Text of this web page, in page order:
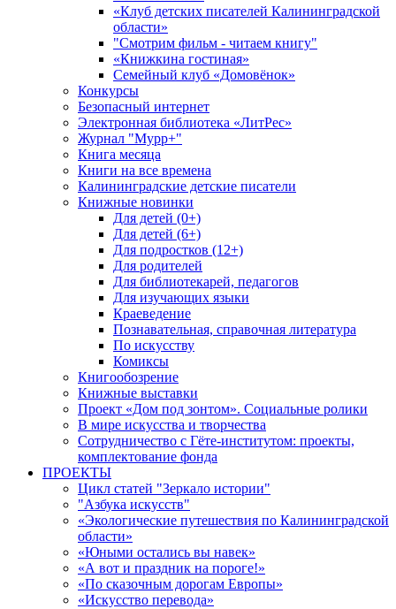
«Клуб детских писателей Калининградской
области»
"Смотрим фильм - читаем книгу"
«Книжкина гостиная»
Семейный клуб «Домовёнок»
Конкурсы
Безопасный интернет
Электронная библиотека «ЛитРес»
Журнал "Мурр+"
Книга месяца
Книги на все времена
Калининградские детские писатели
Книжные новинки
Для детей (0+)
Для детей (6+)
Для подростков (12+)
Для родителей
Для библиотекарей, педагогов
Для изучающих языки
Краеведение
Познавательная, справочная литература
По искусству
Комиксы
Книгообозрение
Книжные выставки
Проект «Дом под зонтом». Социальные ролики
В мире искусства и творчества
Сотрудничество с Гёте-институтом: проекты,
комплектование фонда
ПРОЕКТЫ
Цикл статей "Зеркало истории"
"Азбука искусств"
«Экологические путешествия по Калининградской
области»
«Юными остались вы навек»
«А вот и праздник на пороге!»
«По сказочным дорогам Европы»
«Искусство перевода»